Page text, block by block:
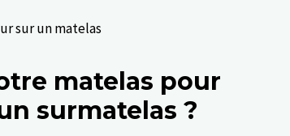
matelas pour
surmatelas ?